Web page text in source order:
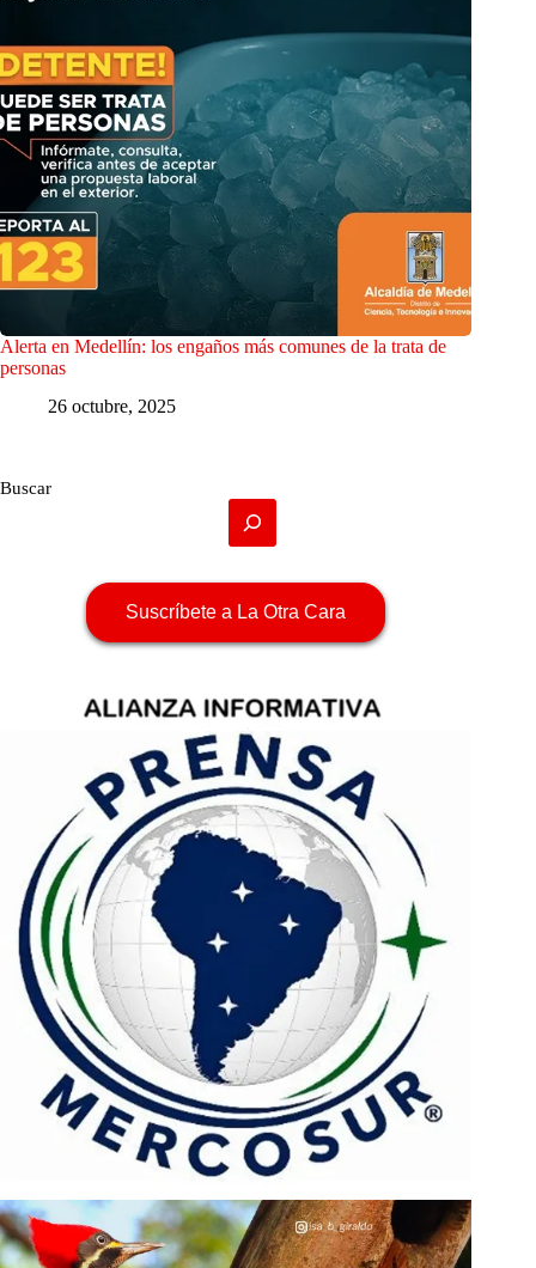
Alerta en Medellín: los engaños más comunes de la trata de
personas
26 octubre, 2025
Buscar
Suscríbete a La Otra Cara